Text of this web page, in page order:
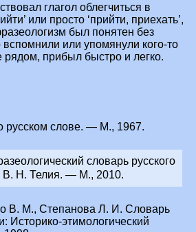
глагол облегчиться в
или просто ‘прийти, приехать’,
был понятен без
вспомнили или упомянули кого-то
прибыл быстро и легко.
русском слове. — М., 1967.
словарь русского
В. Н. Телия. — М., 2010.
В. М., Степанова Л. И. Словарь
Историко-этимологический